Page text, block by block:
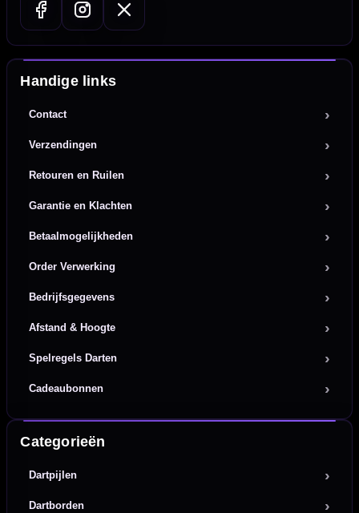
Handige links
Contact
Verzendingen
Retouren en Ruilen
Garantie en Klachten
Betaalmogelijkheden
Order Verwerking
Bedrijfsgegevens
Afstand & Hoogte
Spelregels Darten
Cadeaubonnen
Categorieën
Dartpijlen
Dartborden